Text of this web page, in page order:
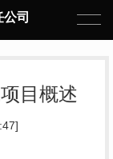
司
目概述